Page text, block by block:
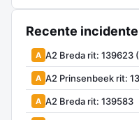
Recente
A A2 Breda rit: 139623
A A2 Prinsenbeek rit:
A A2 Breda rit: 139583